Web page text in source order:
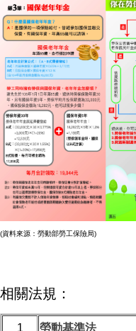
(資料來源：勞動部勞工保險局)
相關法規：
1 勞動基準法